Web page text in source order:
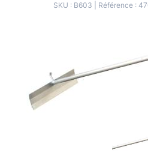
SKU : B603 | Référence :